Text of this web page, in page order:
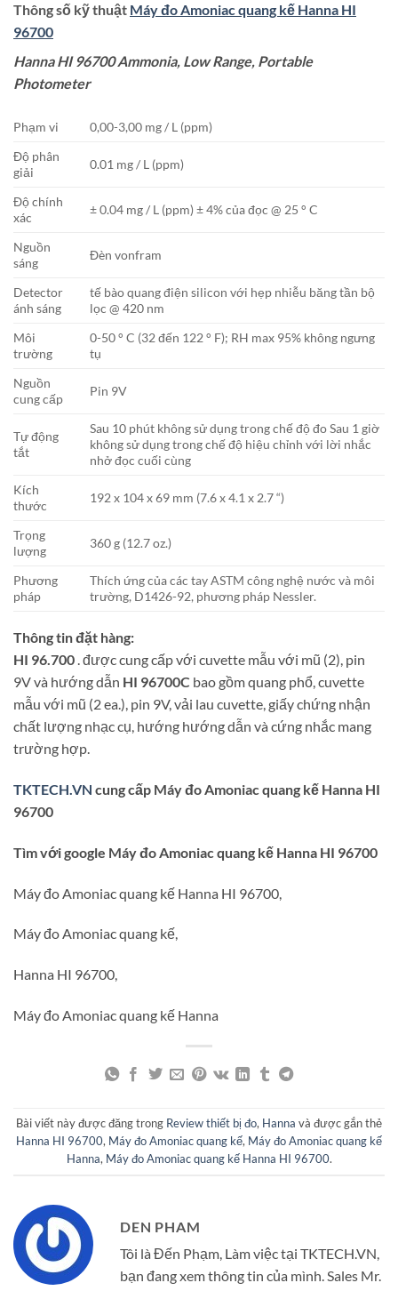
Thông số kỹ thuật Máy đo Amoniac quang kế Hanna HI
96700
Hanna HI 96700 Ammonia, Low Range, Portable
Photometer
Phạm vi
0,00-3,00 mg / L (ppm)
Độ phân
giải
0.01 mg / L (ppm)
Độ chính
xác
± 0.04 mg / L (ppm) ± 4% của đọc @ 25 ° C
Nguồn
sáng
Đèn vonfram
Detector
ánh sáng
tế bào quang điện silicon với hẹp nhiễu băng tần bộ
lọc @ 420 nm
Môi
trường
0-50 ° C (32 đến 122 ° F); RH max 95% không ngưng
tụ
Nguồn
cung cấp
Pin 9V
Tự động
tắt
Sau 10 phút không sử dụng trong chế độ đo Sau 1 giờ
không sử dụng trong chế độ hiệu chỉnh với lời nhắc
nhở đọc cuối cùng
Kích
thước
192 x 104 x 69 mm (7.6 x 4.1 x 2.7 “)
Trọng
lượng
360 g (12.7 oz.)
Phương
pháp
Thích ứng của các tay ASTM công nghệ nước và môi
trường, D1426-92, phương pháp Nessler.
Thông tin đặt hàng:
HI 96.700. được cung cấp với cuvette mẫu với mũ (2), pin
9V và hướng dẫn HI 96700C bao gồm quang phổ, cuvette
mẫu với mũ (2 ea.), pin 9V, vải lau cuvette, giấy chứng nhận
chất lượng nhạc cụ, hướng hướng dẫn và cứng nhắc mang
trường hợp.
TKTECH.VN cung cấp Máy đo Amoniac quang kế Hanna HI
96700
Tìm với google Máy đo Amoniac quang kế Hanna HI 96700
Máy đo Amoniac quang kế Hanna HI 96700,
Máy đo Amoniac quang kế,
Hanna HI 96700,
Máy đo Amoniac quang kế Hanna
Bài viết này được đăng trong Review thiết bị đo, Hanna và được gắn thẻ
Hanna HI 96700, Máy đo Amoniac quang kế, Máy đo Amoniac quang kế
Hanna, Máy đo Amoniac quang kế Hanna HI 96700.
DEN PHAM
Tôi là Đến Phạm, Làm việc tại TKTECH.VN,
bạn đang xem thông tin của mình. Sales Mr.